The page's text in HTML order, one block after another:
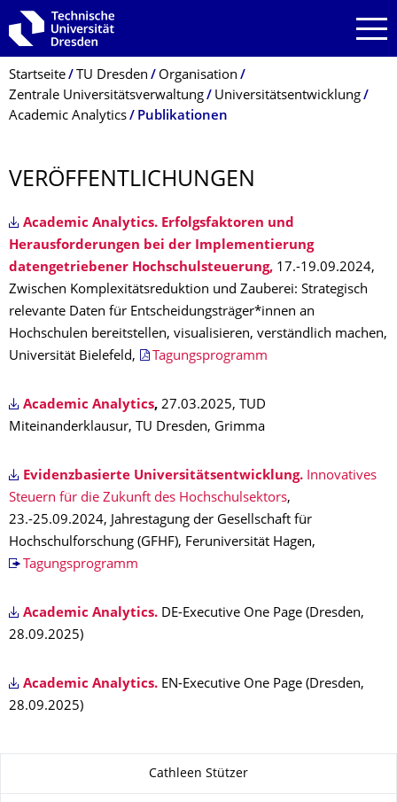
Zur Hauptnavigation springen
Zur Suche springen
Zum Inhalt springen
Breadcrumb-Menü
Startseite TU Dresden
Organisation
Zentrale Universitätsverwaltung
Universitätsentwicklung
Academic Analytics
Publikationen
VERÖFFENTLI­CHUNGEN
Academic Analytics. Erfolgsfaktoren und
Herausforderungen bei der Implementierung
datengetriebener Hochschulsteuerung, 17.-19.09.2024,
Zwischen Komplexitätsreduktion und Zauberei: Strategisch
relevante Daten für Entscheidungsträger*innen an
Hochschulen bereitstellen, visualisieren, verständlich machen,
Universität Bielefeld,
Tagungsprogramm
Academic Analytics, 27.03.2025, TUD
Miteinanderklausur, TU Dresden, Grimma
Evidenzbasierte Universitätsentwicklung.Innovatives
Steuern für die Zukunft des Hochschulsektors,
23.-25.09.2024, Jahrestagung der Gesellschaft für
Hochschulforschung (GFHF), Feruniversität Hagen,
Tagungsprogramm
Academic Analytics. DE-Executive One Page (Dresden,
28.09.2025)
Academic Analytics.EN-Executive One Page (Dresden,
28.09.2025)
Cathleen Stützer